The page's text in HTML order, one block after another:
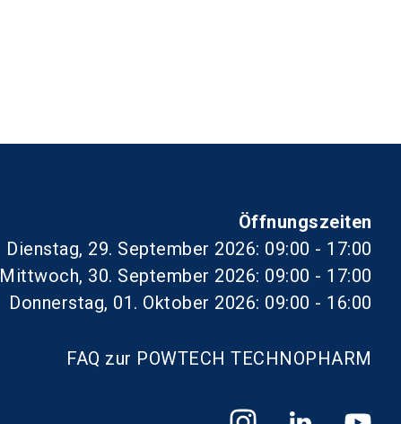
Öffnungszeiten
Dienstag, 29. September 2026: 09:00 - 17:00
Mittwoch, 30. September 2026: 09:00 - 17:00
Donnerstag, 01. Oktober 2026: 09:00 - 16:00
FAQ zur POWTECH TECHNOPHARM